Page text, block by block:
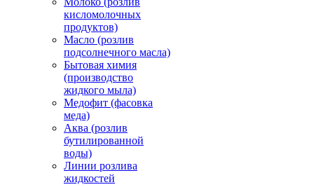
кисломолочных
продуктов)
Масло (розлив
подсолнечного масла)
Бытовая химия
(производство
жидкого мыла)
Медофит (фасовка
меда)
Аква (розлив
бутилированной
воды)
Линии розлива
жидкостей